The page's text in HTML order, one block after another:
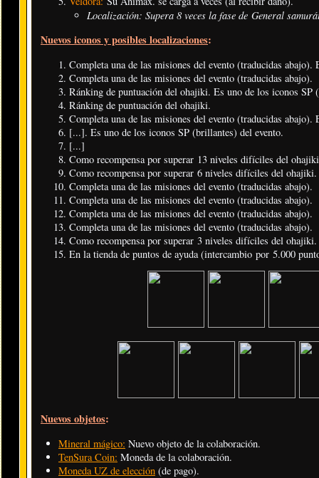
Localización: Supera 8 veces la fase de General
Nuevos iconos y posibles localizaciones:
Completa una de las misiones del evento (traducidas
Completa una de las misiones del evento (traducidas abajo).
Ránking de puntuación del ohajiki. Es uno de los iconos SP
Ránking de puntuación del ohajiki.
Completa una de las misiones del evento (traducidas
[...]. Es uno de los iconos SP (brillantes) del evento.
[...]
Como recompensa por superar 13 niveles difíciles del
Como recompensa por superar 6 niveles difíciles del ohajiki.
Completa una de las misiones del evento (traducidas abajo).
Completa una de las misiones del evento (traducidas abajo).
Completa una de las misiones del evento (traducidas abajo).
Completa una de las misiones del evento (traducidas abajo).
Como recompensa por superar 3 niveles difíciles del ohajiki.
En la tienda de puntos de ayuda (intercambio por 5.000
Nuevos objetos:
Mineral mágico: Nuevo objeto de la colaboración.
TenSura Coin: Moneda de la colaboración.
Moneda UZ de elección (de pago).